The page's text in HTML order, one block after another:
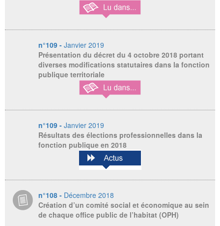
n°109 - Janvier 2019
Présentation du décret du 4 octobre 2018 portant
diverses modifications statutaires dans la fonction
publique territoriale
n°109 - Janvier 2019
Résultats des élections professionnelles dans la
fonction publique en 2018
n°108 - Décembre 2018
Création d’un comité social et économique au sein
de chaque office public de l’habitat (OPH)